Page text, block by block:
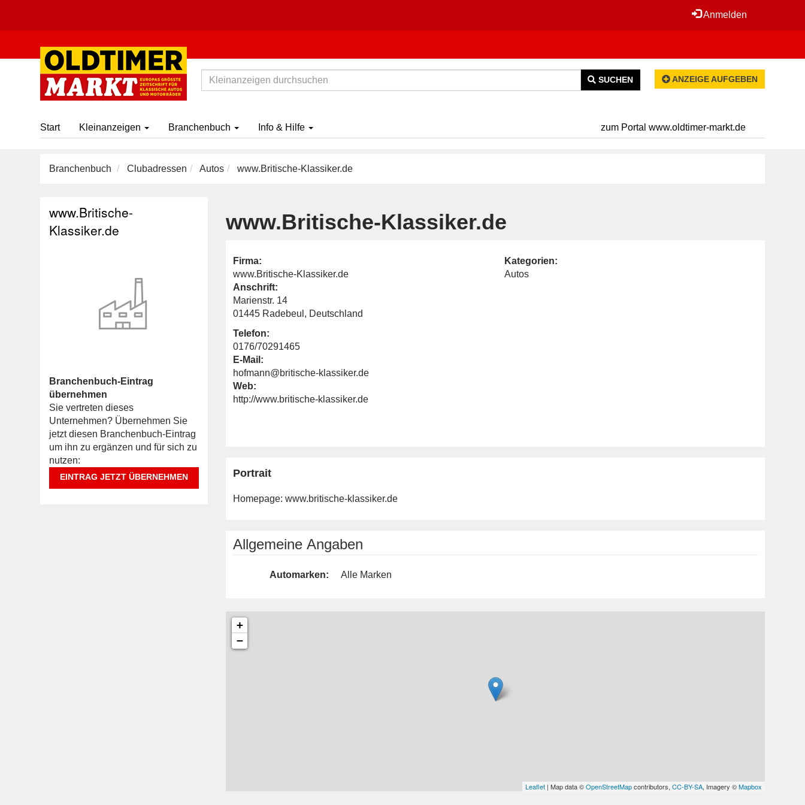
Anmelden
SUCHEN ANZEIGE AUFGEBEN
Start Kleinanzeigen Branchenbuch Info & Hilfe zum Portal www.oldtimer-markt.de
Branchenbuch Clubadressen Autos www.Britische-Klassiker.de
www.Britische-Klassiker.de
Firma:
www.Britische-Klassiker.de
Anschrift:
Marienstr. 14
01445 Radebeul, Deutschland
Telefon:
0176/70291465
E-Mail:
hofmann@britische-klassiker.de
Web:
http://www.britische-klassiker.de
Kategorien:
Autos
Portrait
Homepage: www.britische-klassiker.de
Allgemeine Angaben
Automarken: Alle Marken
+
−
Leaflet | Map data ©OpenStreetMapcontributors, CC-BY-SA, Imagery ©Mapbox
www.Britische-
Klassiker.de
Branchenbuch-Eintrag
übernehmen
Sie vertreten dieses
Unternehmen? Übernehmen Sie
jetzt diesen Branchenbuch-Eintrag
um ihn zu ergänzen und für sich zu
nutzen:
EINTRAG JETZT ÜBERNEHMEN